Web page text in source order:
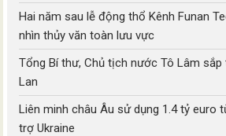
Hai năm sau lễ động thổ Kênh Funan
nhìn thủy văn toàn lưu vực
Tổng Bí thư, Chủ tịch nước Tô Lâm sắp
Lan
Liên minh châu Âu sử dụng 1.4 tỷ euro
trợ Ukraine